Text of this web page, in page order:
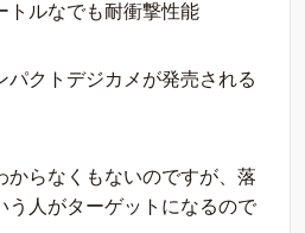
トルなでも耐衝撃性能
パクトデジカメが発売される
からなくもないのですが、落
う人がターゲットになるので